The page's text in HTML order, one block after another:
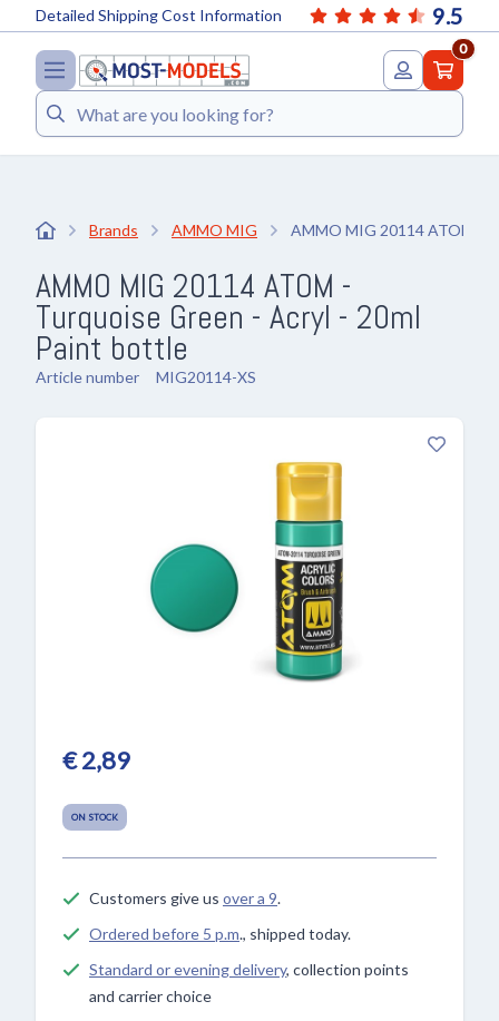
9.5
Detailed Shipping Cost Information
0
Search
Brands AMMO MIG AMMO MIG 20114 ATOM -
AMMO MIG 20114 ATOM -
Turquoise Green - Acryl - 20ml
Paint bottle
Article number MIG20114-XS
€ 2,89
ON STOCK
Customers give us over a 9.
Ordered before 5 p.m., shipped today.
Standard or evening delivery, collection points
and carrier choice